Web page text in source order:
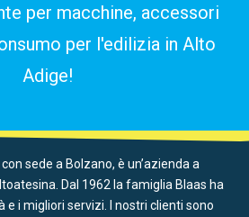
per macchine, accessori
per l'edilizia in Alto
Adige!
sede a Bolzano, è un’azienda a
Dal 1962 la famiglia Blaas ha
i migliori servizi. I nostri clienti sono